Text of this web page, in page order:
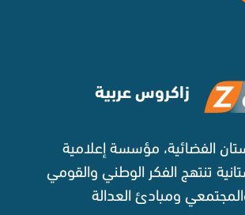
زاكروس عربية
الفضائية، مؤسسة إعلامية
تنتهج الفكر الوطني والقومي
ومبادئ العدالة